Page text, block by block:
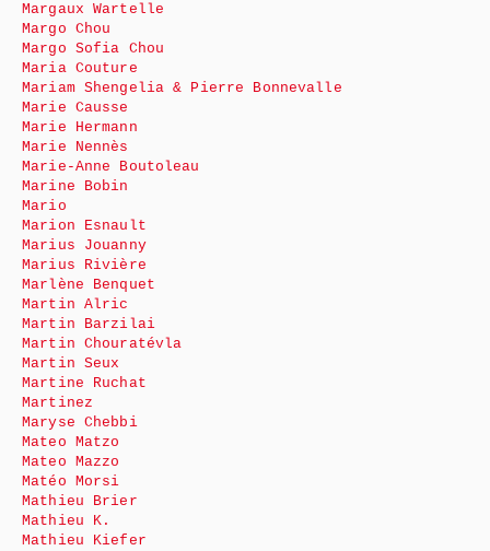
Margaux Wartelle
Margo Chou
Margo Sofia Chou
Maria Couture
Mariam Shengelia & Pierre Bonnevalle
Marie Causse
Marie Hermann
Marie Nennès
Marie-Anne Boutoleau
Marine Bobin
Mario
Marion Esnault
Marius Jouanny
Marius Rivière
Marlène Benquet
Martin Alric
Martin Barzilai
Martin Chouratévla
Martin Seux
Martine Ruchat
Martinez
Maryse Chebbi
Mateo Matzo
Mateo Mazzo
Matéo Morsi
Mathieu Brier
Mathieu K.
Mathieu Kiefer